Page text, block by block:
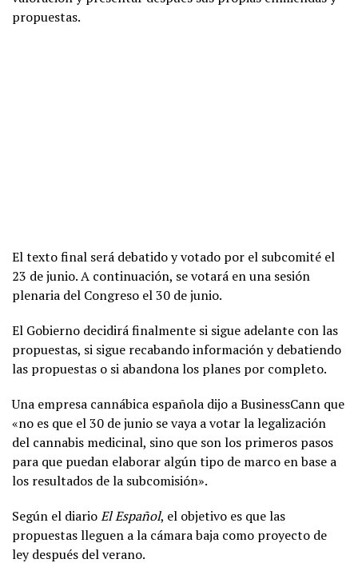
propuestas.
El texto final será debatido y votado por el subcomité el
23 de junio. A continuación, se votará en una sesión
plenaria del Congreso el 30 de junio.
El Gobierno decidirá finalmente si sigue adelante con las
propuestas, si sigue recabando información y debatiendo
las propuestas o si abandona los planes por completo.
Una empresa cannábica española dijo a BusinessCann que
«no es que el 30 de junio se vaya a votar la legalización
del cannabis medicinal, sino que son los primeros pasos
para que puedan elaborar algún tipo de marco en base a
los resultados de la subcomisión».
Según el diarioEl Español, el objetivo es que las
propuestas lleguen a la cámara baja como proyecto de
ley después del verano.